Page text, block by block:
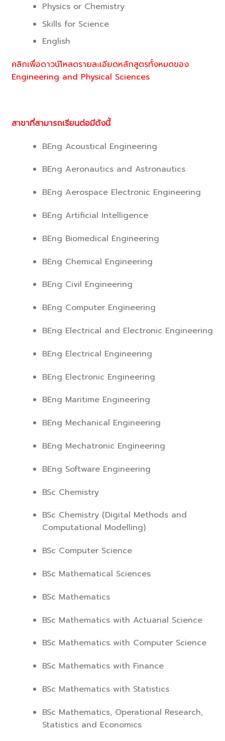
Physics or Chemistry
Skills for Science
English
คลิกเพื่อดาวน์โหลดรายละเอียดหลักสูตรทั้งหมดของ
Engineering and Physical Sciences
สาขาที่สามารถเรียนต่อมีดังนี้
BEng Acoustical Engineering
BEng Aeronautics and Astronautics
BEng Aerospace Electronic Engineering
BEng Artificial Intelligence
BEng Biomedical Engineering
BEng Chemical Engineering
BEng Civil Engineering
BEng Computer Engineering
BEng Electrical and Electronic Engineering
BEng Electrical Engineering
BEng Electronic Engineering
BEng Maritime Engineering
BEng Mechanical Engineering
BEng Mechatronic Engineering
BEng Software Engineering
BSc Chemistry
BSc Chemistry (Digital Methods and
Computational Modelling)
BSc Computer Science
BSc Mathematical Sciences
BSc Mathematics
BSc Mathematics with Actuarial Science
BSc Mathematics with Computer Science
BSc Mathematics with Finance
BSc Mathematics with Statistics
BSc Mathematics, Operational Research,
Statistics and Economics